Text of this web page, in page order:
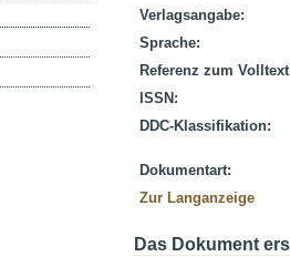
Verlagsangabe:
Sprache:
Referenz zum
ISSN:
DDC-Klassifikation:
Dokumentart:
Zur Langanzeige
Das Dokument